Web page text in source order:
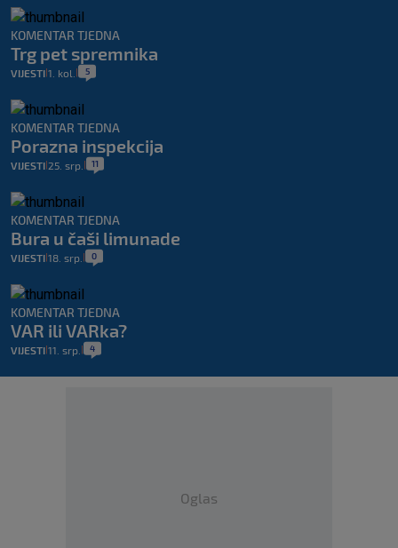
KOMENTAR TJEDNA
Trg pet spremnika
VIJESTI 1. kol. 5
KOMENTAR TJEDNA
Porazna inspekcija
VIJESTI 25. srp. 11
KOMENTAR TJEDNA
Bura u čaši limunade
VIJESTI 18. srp. 0
KOMENTAR TJEDNA
VAR ili VARka?
VIJESTI 11. srp. 4
Oglas